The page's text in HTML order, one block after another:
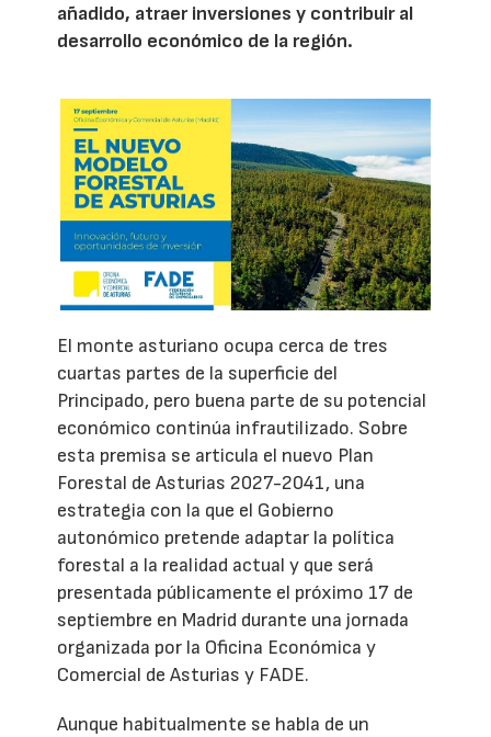
añadido, atraer inversiones y contribuir al
desarrollo económico de la región.
El monte asturiano ocupa cerca de tres
cuartas partes de la superficie del
Principado, pero buena parte de su potencial
económico continúa infrautilizado. Sobre
esta premisa se articula el nuevo Plan
Forestal de Asturias 2027-2041, una
estrategia con la que el Gobierno
autonómico pretende adaptar la política
forestal a la realidad actual y que será
presentada públicamente el próximo 17 de
septiembre en Madrid durante una jornada
organizada por la Oficina Económica y
Comercial de Asturias y FADE.
Aunque habitualmente se habla de un